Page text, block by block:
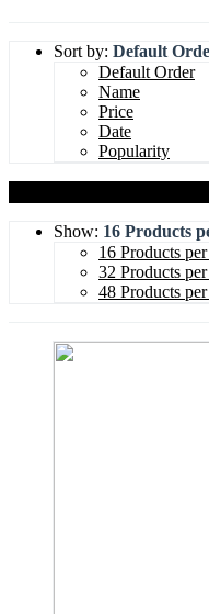
Sort by: Default
Default Order
Name
Price
Date
Popularity
Show: 16 Products
16 Products
32 Products
48 Products